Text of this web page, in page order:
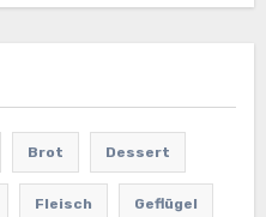
Brot Dessert
Fleisch Geflügel